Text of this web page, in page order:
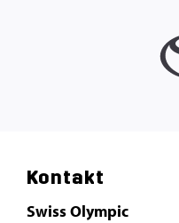
Kontakt
Swiss Olympic